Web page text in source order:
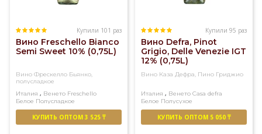
Купили 101 раз
Вино Freschello Bianco
Semi Sweet 10% (0,75L)
Вино Фрескелло Бьянко,
полусладкое
Италия , Венето Freschello
Белое Полусладкое
КУПИТЬ ОПТОМ 3 525 ₸
Купили 95 раз
Вино Defra, Pinot
Grigio, Delle Venezie IGT
12% (0,75L)
Вино Каза Дефра, Пино Гриджио
Италия , Венето Casa defra
Белое Полусухое
КУПИТЬ ОПТОМ 5 050 ₸